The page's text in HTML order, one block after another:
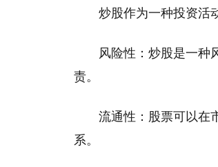
炒股作为一种投资活
风险性‌：炒股是一种
责‌。
流通性‌：股票可以在
系‌。